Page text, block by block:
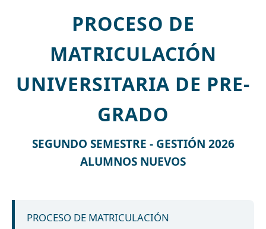
PROCESO DE
MATRICULACIÓN
UNIVERSITARIA DE PRE-
GRADO
SEGUNDO SEMESTRE - GESTIÓN 2026
ALUMNOS NUEVOS
PROCESO DE MATRICULACIÓN